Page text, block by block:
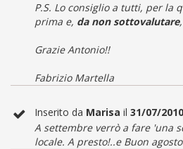
P.S. Lo consiglio a tutti, per la
prima e, da non sottovalutare
Grazie Antonio!!
Fabrizio Martella
Inserito da Marisa il 31/07/2010
A settembre verrò a fare 'una
locale. A presto!..e Buon